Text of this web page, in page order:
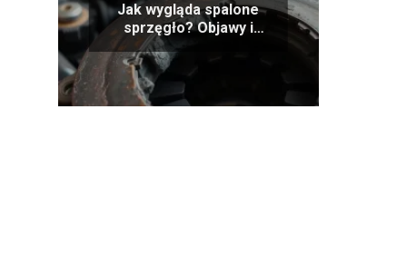
Jak wygląda spalone
sprzęgło? Objawy i
przyczyny awarii